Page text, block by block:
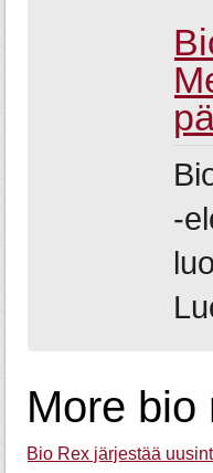
-
More bio
Bio Rex järjestää